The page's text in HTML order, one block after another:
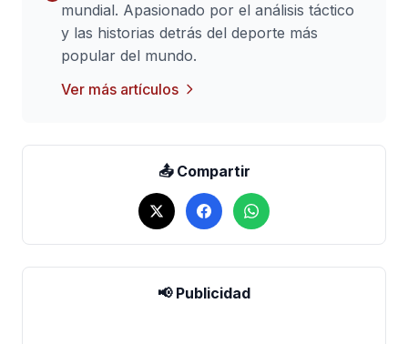
📤 Compartir
📢 Publicidad
mundial. Apasionado por el análisis táctico
y las historias detrás del deporte más
popular del mundo.
Ver más artículos